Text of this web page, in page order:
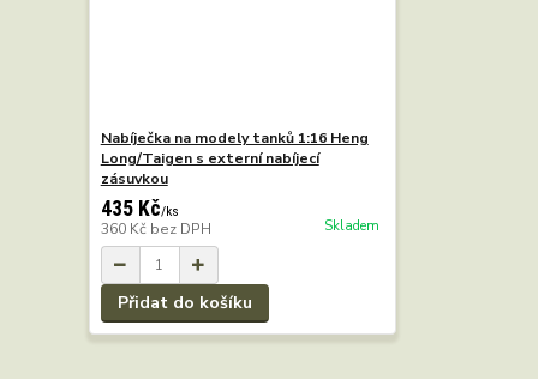
Nabíječka na modely tanků 1:16 Heng
Long/Taigen s externí nabíjecí
zásuvkou
435 Kč/ks
360 Kč bez DPH Skladem
Přidat do košíku